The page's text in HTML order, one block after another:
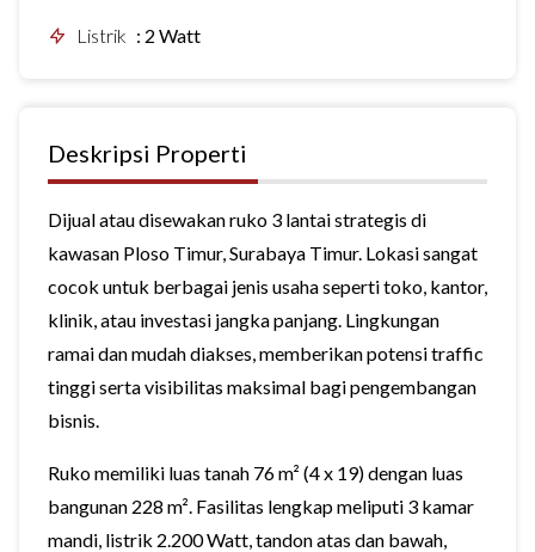
Listrik : 2 Watt
Deskripsi Properti
Dijual atau disewakan ruko 3 lantai strategis di
kawasan Ploso Timur, Surabaya Timur. Lokasi sangat
cocok untuk berbagai jenis usaha seperti toko, kantor,
klinik, atau investasi jangka panjang. Lingkungan
ramai dan mudah diakses, memberikan potensi traffic
tinggi serta visibilitas maksimal bagi pengembangan
bisnis.
Ruko memiliki luas tanah 76 m² (4 x 19) dengan luas
bangunan 228 m². Fasilitas lengkap meliputi 3 kamar
mandi, listrik 2.200 Watt, tandon atas dan bawah,